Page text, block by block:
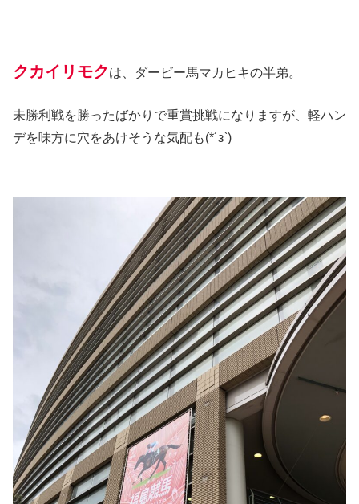
クカイリモクは、ダービー馬マカヒキの半弟。
未勝利戦を勝ったばかりで重賞挑戦になりますが、軽ハン
デを味方に穴をあけそうな気配も(*´з`)